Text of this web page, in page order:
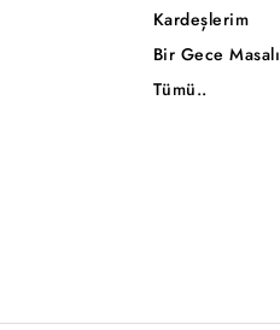
Reddet
Kardeşlerim
Bir Gece Masalı
Tümü..